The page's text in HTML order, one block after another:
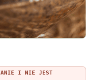
I NIE JEST